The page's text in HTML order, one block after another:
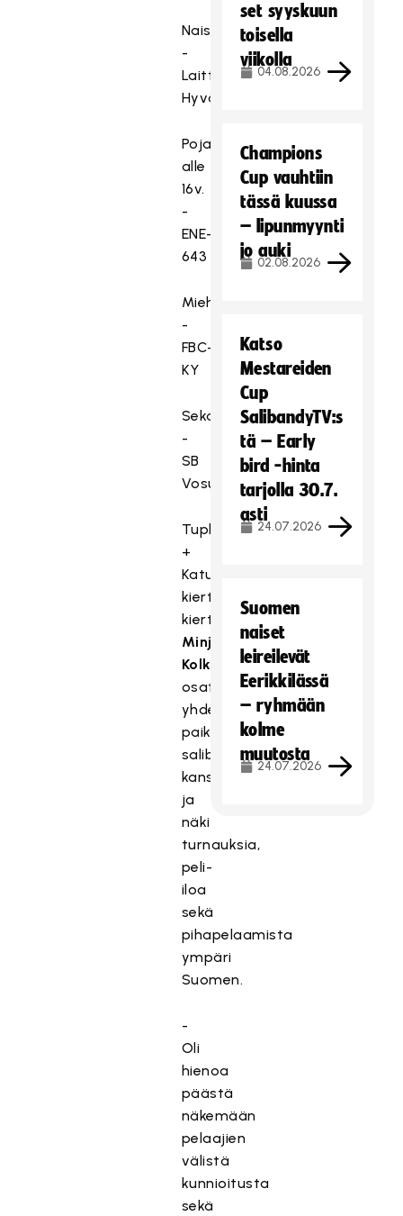
Naiset
-
Laittoman
Hyvät
Pojat
alle
16v.
-
ENE-
643
Miehet
-
FBC-
KY
Seka
-
SB
Vosut
Tupla
+
Katusähly-
kiertueen
kiertuepromoottori
Minja
Kolkka
järjesti
osaturnauksia
yhdessä
paikallisten
salibandyseurojen
kanssa
ja
näki
turnauksia,
peli-
iloa
sekä
pihapelaamista
ympäri
Suomen.
-
Oli
hienoa
päästä
näkemään
pelaajien
välistä
kunnioitusta
sekä
set syyskuun
toisella
viikolla
04.08.2026
Champions
Cup vauhtiin
tässä kuussa
– lipunmyynti
jo auki
02.08.2026
Katso
Mestareiden
Cup
SalibandyTV:s
tä – Early
bird -hinta
tarjolla 30.7.
asti
24.07.2026
Suomen
naiset
leireilevät
Eerikkilässä
– ryhmään
kolme
muutosta
24.07.2026